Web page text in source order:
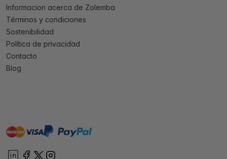
Informacion acerca de Zolemba
Términos y condiciones
Sostenibilidad
Política de privacidad
Contacto
Blog
mastervisa paypal